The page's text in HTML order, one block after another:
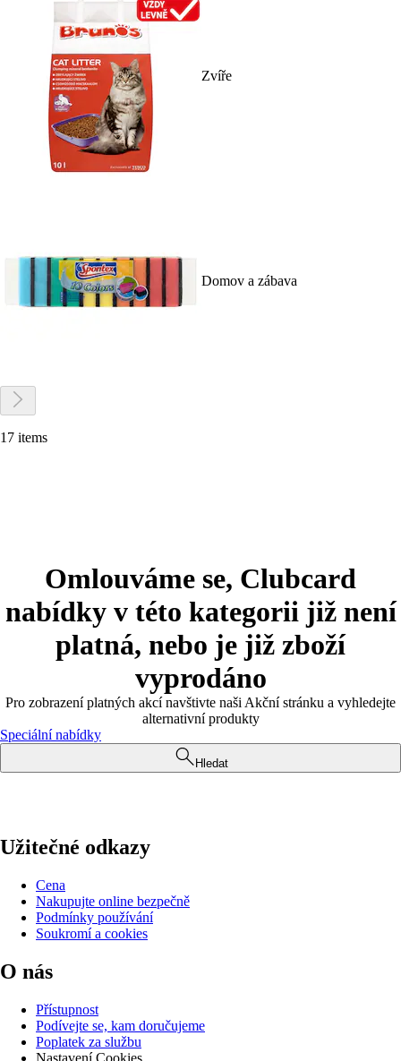
Zvíře
Domov a zábava
17 items
Omlouváme se, Clubcard
nabídky v této kategorii již není
platná, nebo je již zboží
vyprodáno
Pro zobrazení platných akcí navštivte naši Akční stránku a vyhledejte
alternativní produkty
Speciální nabídky
Hledat
Užitečné odkazy
Cena
Nakupujte online bezpečně
Podmínky používání
Soukromí a cookies
O nás
Přístupnost
Podívejte se, kam doručujeme
Poplatek za službu
Nastavení Cookies